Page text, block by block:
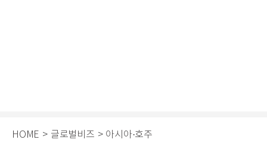
HOME > 글로벌비즈 > 아시아·호주